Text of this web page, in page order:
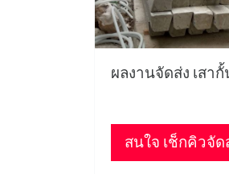
ผลงานจัดส่ง เสา
สนใจ เช็กคิวจัด